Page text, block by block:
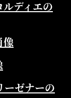
ディエの
ゼナーの